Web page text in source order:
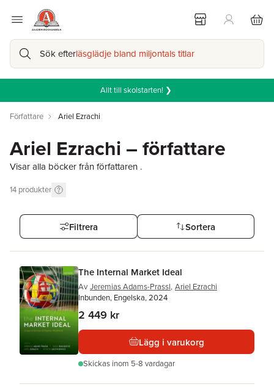
Sök efterläsglädje bland miljontals titlar
Allt till skolstarten! ❯
Författare Ariel Ezrachi
Ariel Ezrachi – författare
Visar alla böcker från författaren .
14 produkter
Filtrera Sortera
The Internal Market Ideal
Av Jeremias Adams-Prassl, Ariel Ezrachi
Inbunden, Engelska, 2024
2 449 kr
Lägg i varukorg
Skickas inom 5-8 vardagar